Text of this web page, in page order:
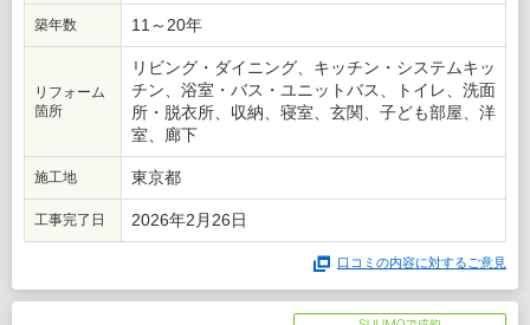
築年数 11～20年
リフォーム
箇所
リビング・ダイニング、キッチン・システムキッ
チン、浴室・バス・ユニットバス、トイレ、洗面
所・脱衣所、収納、寝室、玄関、子ども部屋、洋
室、廊下
施工地 東京都
工事完了日 2026年2月26日
口コミの内容に対するご意見